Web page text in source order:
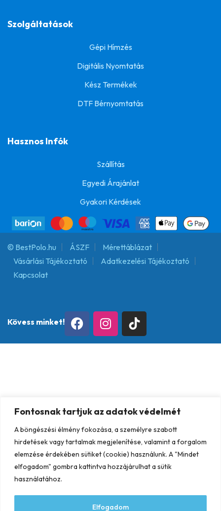
Fontosnak tartjuk az adatok védelmét
A böngészési élmény fokozása, a személyre szabott
hirdetések vagy tartalmak megjelenítése, valamint a forgalom
elemzése érdekében sütiket (cookie) használunk. A "Mindet
elfogadom" gombra kattintva hozzájárulhat a sütik
használatához.
Elfogadom
Szolgáltatások
Gépi Hímzés
Digitális Nyomtatás
Kész Termékek
DTF Bérnyomtatás
Hasznos Infók
Szállítás
Egyedi Árajánlat
Gyakori Kérdések
© BestPolo.hu ÁSZF
Mérettáblázat
Vásárlási Tájékoztató
Adatkezelési Tájékoztató
Kapcsolat
Kövess minket!